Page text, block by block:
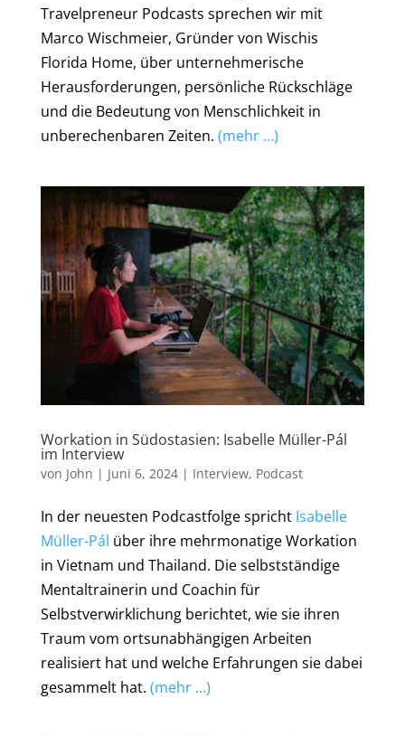
Travelpreneur Podcasts sprechen wir mit
Marco Wischmeier, Gründer von Wischis
Florida Home, über unternehmerische
Herausforderungen, persönliche Rückschläge
und die Bedeutung von Menschlichkeit in
unberechenbaren Zeiten. (mehr …)
Workation in Südostasien: Isabelle Müller-Pál
im Interview
von John | Juni 6, 2024| Interview, Podcast
In der neuesten Podcastfolge spricht Isabelle
Müller-Pál über ihre mehrmonatige Workation
in Vietnam und Thailand. Die selbstständige
Mentaltrainerin und Coachin für
Selbstverwirklichung berichtet, wie sie ihren
Traum vom ortsunabhängigen Arbeiten
realisiert hat und welche Erfahrungen sie dabei
gesammelt hat. (mehr …)